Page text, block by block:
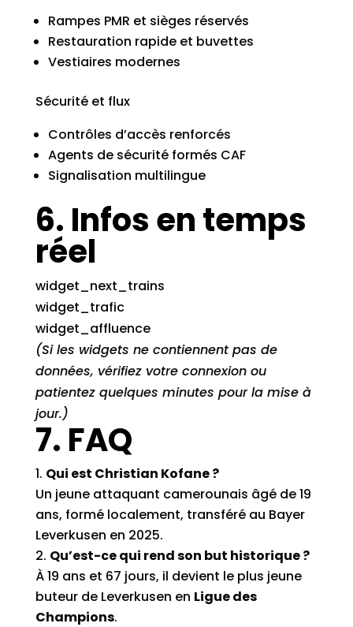
Rampes PMR et sièges réservés
Restauration rapide et buvettes
Vestiaires modernes
Sécurité et flux
Contrôles d’accès renforcés
Agents de sécurité formés CAF
Signalisation multilingue
6. Infos en temps
réel
widget_next_trains
widget_trafic
widget_affluence
(Si les widgets ne contiennent pas de
données, vérifiez votre connexion ou
patientez quelques minutes pour la mise à
jour.)
7. FAQ
Qui est Christian Kofane ?
Un jeune attaquant camerounais âgé de 19
ans, formé localement, transféré au Bayer
Leverkusen en 2025.
Qu’est-ce qui rend son but historique ?
À 19 ans et 67 jours, il devient le plus jeune
buteur de Leverkusen en Ligue des
Champions.